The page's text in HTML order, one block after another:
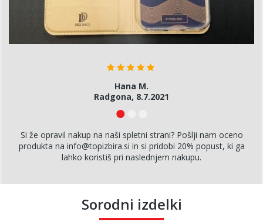
Hana M.
Radgona, 8.7.2021
Si že opravil nakup na naši spletni strani? Pošlji nam oceno
produkta na info@topizbira.si in si pridobi 20% popust, ki ga
lahko koristiš pri naslednjem nakupu.
Sorodni izdelki